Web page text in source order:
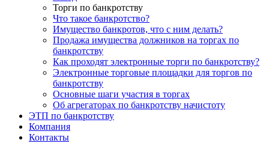
Торги по банкротству
Что такое банкротство?
Имущество банкротов, что с ним делать?
Продажа имущества должников на торгах по
банкротству
Как проходят электронные торги по банкротству?
Электронные торговые площадки для торгов по
банкротству
Основные шаги участия в торгах
Об агрегаторах по банкротству начистоту
ЭТП по банкротству
Компания
Контакты